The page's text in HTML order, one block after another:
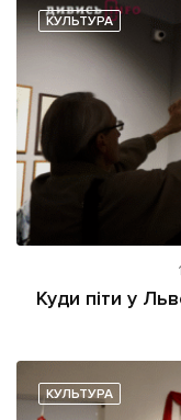
Наші соц мережі
КУЛЬТУРА
Куди піти у
КУЛЬТУРА